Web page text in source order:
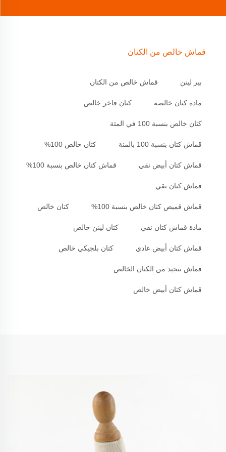
قماش خالص من الكتان
بير لينن قماش خالص من الكتان
مادة كتان خالصة كتان فاخر خالص
كتان خالص بنسبة 100 في المئة
قماش كتان بنسبة 100 بالمئة كتان خالص 100%
قماش كتان أبيض نقي قماش كتان خالص بنسبة 100%
قماش كتان نقي
قماش قميص كتان خالص بنسبة 100% كتان خالص
مادة قماش كتان نقي كتان لينن خالص
قماش كتان أبيض عادي كتان بلجيكي خالص
قماش تنجيد من الكتان الخالص
قماش كتان أبيض خالص